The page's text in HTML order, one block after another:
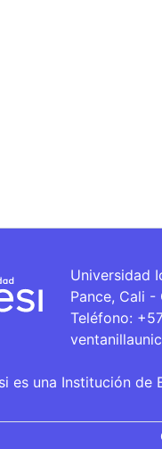
Universidad
Pance, Cali -
Teléfono:
es una Institución